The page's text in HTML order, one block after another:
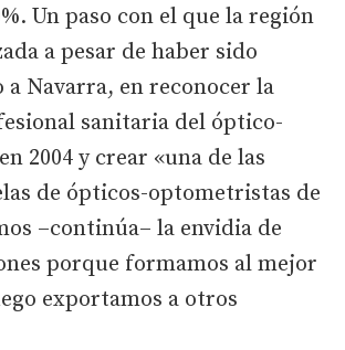
Un paso con el que la región
a pesar de haber sido
Navarra, en reconocer la
sanitaria del óptico-
2004 y crear «una de las
de ópticos-optometristas de
–continúa– la envidia de
porque formamos al mejor
exportamos a otros